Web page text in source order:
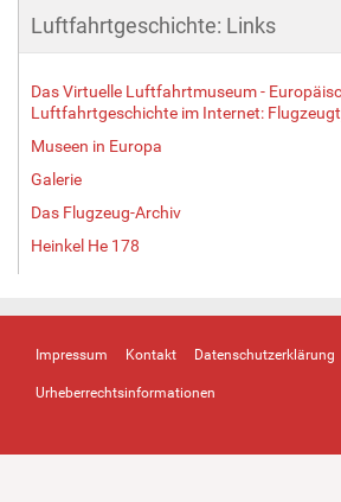
Luftfahrtgeschichte: Links
Das Virtuelle Luftfahrtmuseum -
Luftfahrtgeschichte im Internet:
Museen in Europa
Galerie
Das Flugzeug-Archiv
Heinkel He 178
Impressum Kontakt Datenschutzerklärung
Urheberrechtsinformationen